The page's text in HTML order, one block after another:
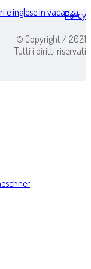
e inglese in vacanza
Policy
© Copyright / 2021
Tutti i diritti riservati